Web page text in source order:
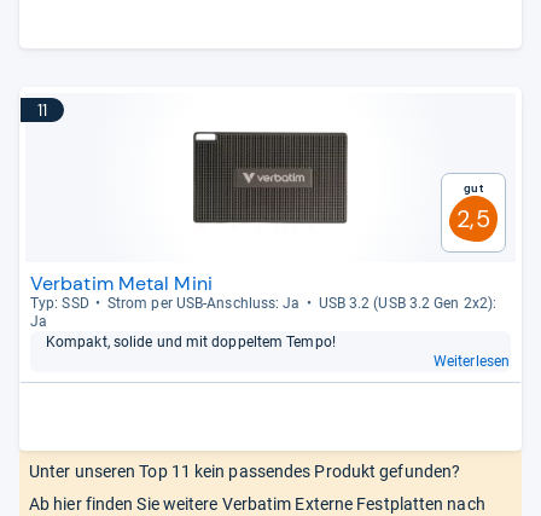
11
Gut
2,5
Verbatim Metal Mini
Typ: SSD Strom per USB-​Anschluss: Ja
USB 3.2 (USB 3.2 Gen 2x2):
Ja
Kom­pakt, solide und mit dop­pel­tem Tempo!
Weiterlesen
Unter unseren Top 11 kein passendes Produkt gefunden?
Ab hier finden Sie weitere Verbatim Externe Festplatten nach